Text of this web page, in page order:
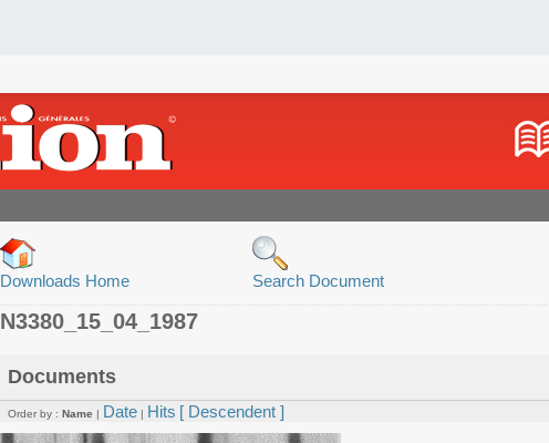
Downloads Home Search Document
N3380_15_04_1987
Documents
Order by : Name | Date | Hits [ Descendent ]